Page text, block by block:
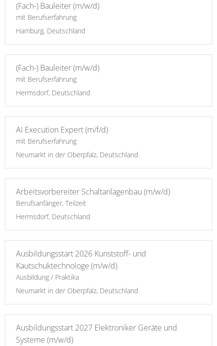
(Fach-) Bauleiter (m/w/d)
mit Berufserfahrung
Hamburg, Deutschland
(Fach-) Bauleiter (m/w/d)
mit Berufserfahrung
Hermsdorf, Deutschland
AI Execution Expert (m/f/d)
mit Berufserfahrung
Neumarkt in der Oberpfalz, Deutschland
Arbeitsvorbereiter Schaltanlagenbau (m/w/d)
Berufsanfänger, Teilzeit
Hermsdorf, Deutschland
Ausbildungsstart 2026 Kunststoff- und
Kautschuktechnologe (m/w/d)
Ausbildung / Praktika
Neumarkt in der Oberpfalz, Deutschland
Ausbildungsstart 2027 Elektroniker Geräte und
Systeme (m/w/d)